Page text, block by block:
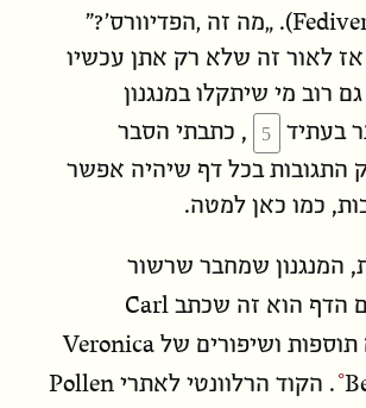
). „מה זה ‚הפדיוורס’?”
אז לאור זה שלא רק אתןעכשיו
רוב מי שיתקלו במנגנון
בעתיד
, כתבתי הסבר
התגובות בכל דף שיהיה אפשר
כמו כאן למטה.
המנגנון שמחבר שרשור
הדף הוא זה שכתב Carl
תוספות ושיפורים של Veronica
. הקוד הרלוונטי לאתרי Pollen